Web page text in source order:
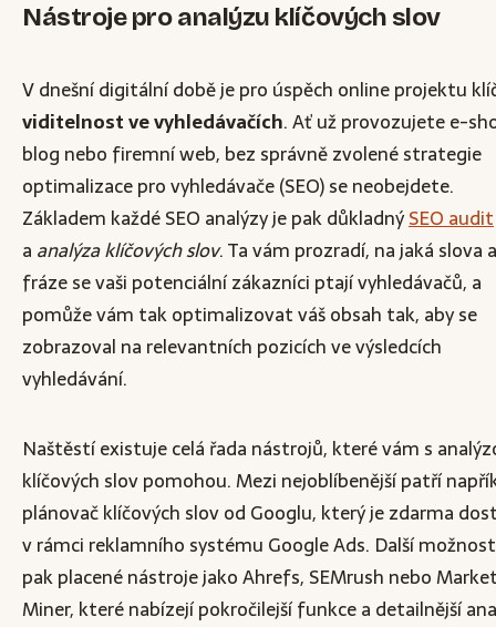
Nástroje pro analýzu klíčových slov
V dnešní digitální době je pro úspěch online projektu
viditelnost ve vyhledávačích. Ať už provozujete e-
blog nebo firemní web, bez správně zvolené strategie
optimalizace pro vyhledávače (SEO) se neobejdete.
Základem každé SEO analýzy je pak důkladnýSEO audit
a analýza klíčových slov. Ta vám prozradí, na jaká slova a
fráze se vaši potenciální zákazníci ptají vyhledávačů, a
pomůže vám tak optimalizovat váš obsah tak, aby se
zobrazoval na relevantních pozicích ve výsledcích
vyhledávání.
Naštěstí existuje celá řada nástrojů, které vám s
klíčových slov pomohou. Mezi nejoblíbenější patří
plánovač klíčových slov od Googlu, který je zdarma
v rámci reklamního systému Google Ads. Další
pak placené nástroje jako Ahrefs, SEMrush nebo
Miner, které nabízejí pokročilejší funkce a detailnější